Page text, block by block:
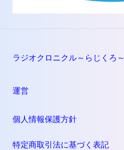
ラジオクロニクル～らじくろ～
運営
個人情報保護方針
特定商取引法に基づく表記